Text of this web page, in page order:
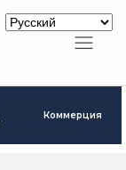
Коммерция